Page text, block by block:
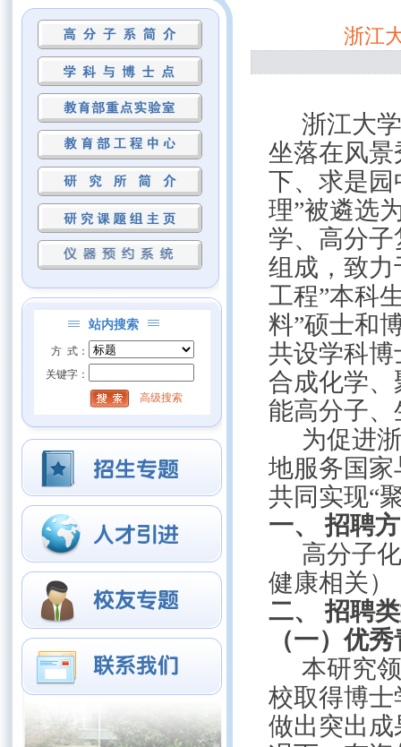
站内搜索
方 式：
关键字：
高级搜索
浙江
浙江大
坐落在风
下、求是园
理”被遴选
学、高分
组成，致力
工程”本科
料”硕士和
共设学科
合成化学
能高分子
为促进
地服务国
共同实现“
一、
招聘
高分子
健康相关
二、
招聘
（一）优
本研究
校取得博
做出突出